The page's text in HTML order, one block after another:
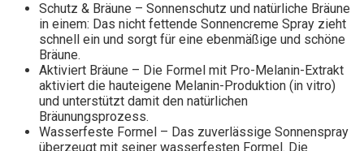
Schutz & Bräune – Sonnenschutz und natürliche Bräune
in einem: Das nicht fettende Sonnencreme Spray zieht
schnell ein und sorgt für eine ebenmäßige und schöne
Bräune.
Aktiviert Bräune – Die Formel mit Pro-Melanin-Extrakt
aktiviert die hauteigene Melanin-Produktion (in vitro)
und unterstützt damit den natürlichen
Bräunungsprozess.
Wasserfeste Formel – Das zuverlässige Sonnenspray
überzeugt mit seiner wasserfesten Formel. Die